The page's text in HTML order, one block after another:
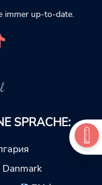
immer up-to-date.
SPRACHE:
Danmark